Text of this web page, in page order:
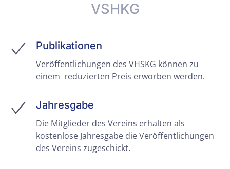
VSHKG
Publikationen
Veröffentlichungen des VHSKG können zu
einem reduzierten Preis erworben werden.
Jahresgabe
Die Mitglieder des Vereins erhalten als
kostenlose Jahresgabe die Veröffentlichungen
des Vereins zugeschickt.